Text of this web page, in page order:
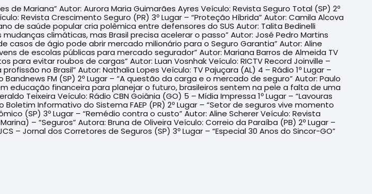
de Mariana” Autor: Aurora Maria Guimarães Ayres Veículo: Revista Seguro Total (SP) 2º
Revista Crescimento Seguro (PR) 3º Lugar – “Proteção Híbrida” Autor: Camila Alcova
de saúde popular cria polêmica entre defensores do SUS Autor: Talita Bedinelli
mudanças climáticas, mas Brasil precisa acelerar o passo” Autor: José Pedro Martins
casos de ágio pode abrir mercado milionário para o Seguro Garantia” Autor: Aline
de escolas públicas para mercado segurador” Autor: Mariana Barros de Almeida TV
para evitar roubos de cargas” Autor: Luan Vosnhak Veículo: RICTV Record Joinville –
no Brasil” Autor: Nathalia Lopes Veículo: TV Pajuçara (AL) 4 – Rádio 1º Lugar –
FM (SP) 2º Lugar – “A questão da carga e o mercado de seguro” Autor: Paulo
educação financeira para planejar o futuro, brasileiros sentem na pele a falta de uma
Teixeira Veículo: Rádio CBN Goiânia (GO) 5 – Mídia Impressa 1º Lugar – “Lavouras
Informativo do Sistema FAEP (PR) 2º Lugar – “Setor de seguros vive momento
(SP) 3º Lugar – “Remédio contra o custo” Autor: Aline Scherer Veículo: Revista
– “Seguros” Autora: Bruna de Oliveira Veículo: Correio da Paraíba (PB) 2º Lugar –
– Jornal dos Corretores de Seguros (SP) 3º Lugar – “Especial 30 Anos do Sincor-GO”